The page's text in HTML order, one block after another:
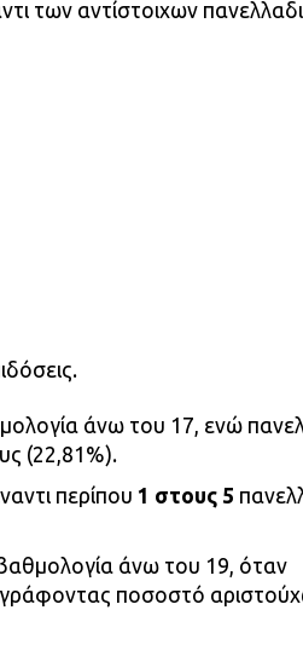
των αντίστοιχων
άνω του 17, ενώ
(22,81%).
περίπου 1 στους 5
άνω του 19, όταν
ποσοστό